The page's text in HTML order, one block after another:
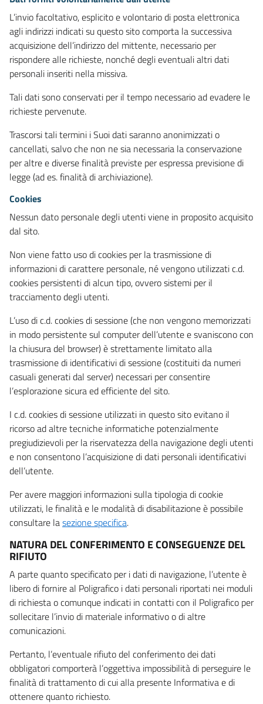
L’invio facoltativo, esplicito e volontario di posta elettronica
agli indirizzi indicati su questo sito comporta la successiva
acquisizione dell’indirizzo del mittente, necessario per
rispondere alle richieste, nonché degli eventuali altri dati
personali inseriti nella missiva.
Tali dati sono conservati per il tempo necessario ad evadere le
richieste pervenute.
Trascorsi tali termini i Suoi dati saranno anonimizzati o
cancellati, salvo che non ne sia necessaria la conservazione
per altre e diverse finalità previste per espressa previsione di
legge (ad es. finalità di archiviazione).
Cookies
Nessun dato personale degli utenti viene in proposito acquisito
dal sito.
Non viene fatto uso di cookies per la trasmissione di
informazioni di carattere personale, né vengono utilizzati c.d.
cookies persistenti di alcun tipo, ovvero sistemi per il
tracciamento degli utenti.
L’uso di c.d. cookies di sessione (che non vengono memorizzati
in modo persistente sul computer dell’utente e svaniscono con
la chiusura del browser) è strettamente limitato alla
trasmissione di identificativi di sessione (costituiti da numeri
casuali generati dal server) necessari per consentire
l’esplorazione sicura ed efficiente del sito.
I c.d. cookies di sessione utilizzati in questo sito evitano il
ricorso ad altre tecniche informatiche potenzialmente
pregiudizievoli per la riservatezza della navigazione degli utenti
e non consentono l’acquisizione di dati personali identificativi
dell’utente.
Per avere maggiori informazioni sulla tipologia di cookie
utilizzati, le finalità e le modalità di disabilitazione è possibile
consultare lasezione specifica.
NATURA DEL CONFERIMENTO E CONSEGUENZE DEL
RIFIUTO
A parte quanto specificato per i dati di navigazione, l’utente è
libero di fornire al Poligrafico i dati personali riportati nei moduli
di richiesta o comunque indicati in contatti con il Poligrafico per
sollecitare l’invio di materiale informativo o di altre
comunicazioni.
Pertanto, l’eventuale rifiuto del conferimento dei dati
obbligatori comporterà l’oggettiva impossibilità di perseguire le
finalità di trattamento di cui alla presente Informativa e di
ottenere quanto richiesto.